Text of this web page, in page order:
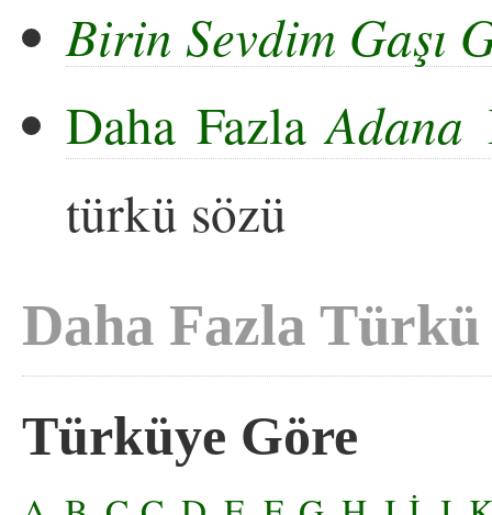
Birin Sevdim Gaşı
Daha FazlaAdana
türkü sözü
Daha Fazla Türkü
Türküye Göre